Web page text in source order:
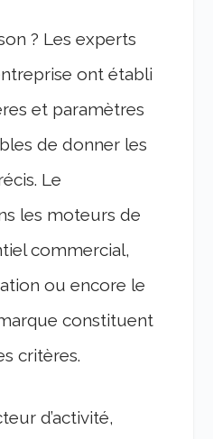
? Les experts
ont établi
et paramètres
de donner les
Le
les moteurs de
commercial,
ou encore le
constituent
critères.
d’activité,